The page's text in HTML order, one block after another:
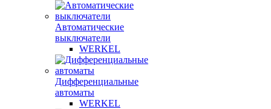
Автоматические
выключатели
WERKEL
Дифференциальные
автоматы
WERKEL